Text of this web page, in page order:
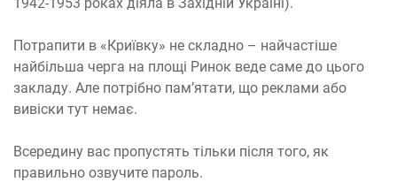
Потрапити в «Криївку» не складно – найчастіше
найбільша черга на площі Ринок веде саме до цього
закладу. Але потрібно пам’ятати, що реклами або
вивіски тут немає.
Всередину вас пропустять тільки після того, як
правильно озвучите пароль.